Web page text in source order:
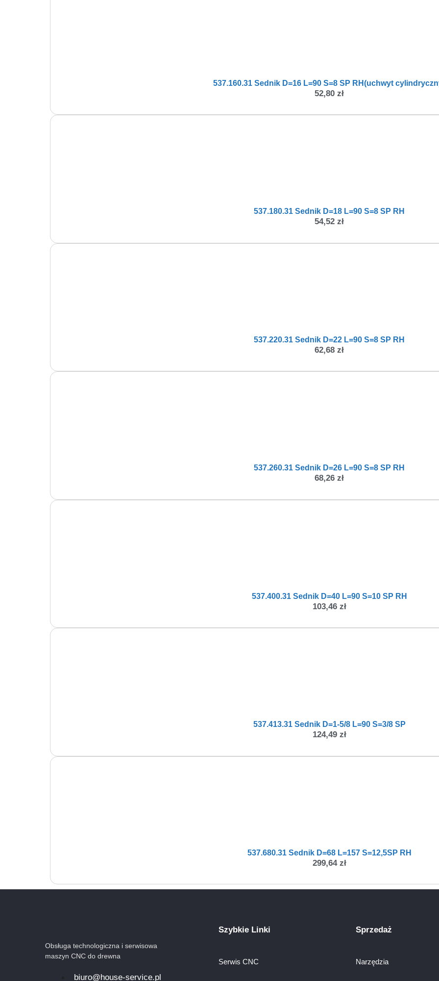
537.160.31 Sednik D=16 L=90 S=8 SP RH(uchwyt
52,80 zł
537.180.31 Sednik D=18 L=90 S=8 SP RH
54,52 zł
537.220.31 Sednik D=22 L=90 S=8 SP RH
62,68 zł
537.260.31 Sednik D=26 L=90 S=8 SP RH
68,26 zł
537.400.31 Sednik D=40 L=90 S=10 SP RH
103,46 zł
537.413.31 Sednik D=1-5/8 L=90 S=3/8 SP
124,49 zł
537.680.31 Sednik D=68 L=157 S=12,5SP RH
299,64 zł
Obsługa technologiczna i serwisowa
maszyn CNC do drewna
biuro@house-service.pl
Szybkie Linki
Serwis CNC
Sprzedaż
Narzędzia